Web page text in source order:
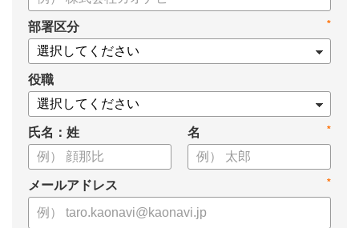
【資料の内容】
・経営戦略が「絵に描いた餅」になる3つの理由
・人材の見える化や評価制度連動など、実務対応のポイント
・カオナビを活用した組織マネジメントの底上げ
*
部署区分
役職
氏名：姓 *
名
*
メールアドレス